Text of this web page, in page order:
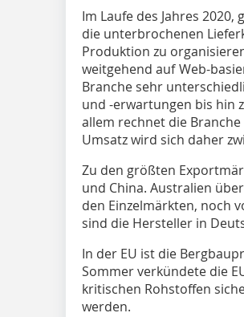
Im Laufe des Jahres
die unterbrochenen
Produktion zu
weitgehend auf Web-
Branche sehr
und -erwartungen bis hin
allem rechnet die
Umsatz wird sich daher
Zu den größten
und China. Australien
den Einzelmärkten, noch
sind die Hersteller in
In der EU ist die
Sommer verkündete die
kritischen Rohstoffen
werden.